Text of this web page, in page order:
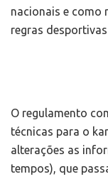
nacionais e como
regras
O regulamento
técnicas para o
alterações as
tempos), que